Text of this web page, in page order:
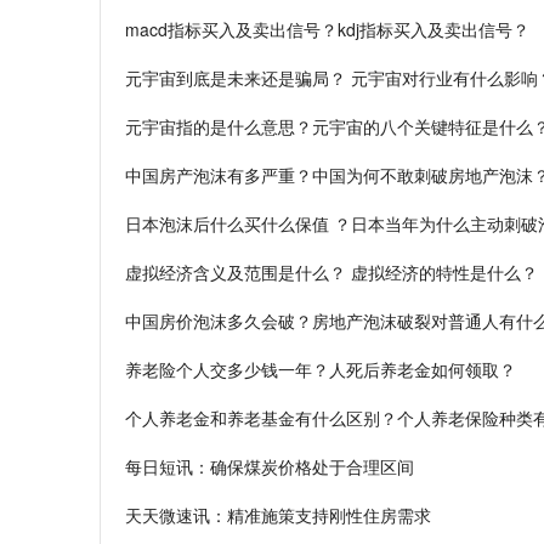
macd指标买入及卖出信号？kdj指标买入及卖出信号？
元宇宙到底是未来还是骗局？ 元宇宙对行业有什么影响
元宇宙指的是什么意思？元宇宙的八个关键特征是什么
中国房产泡沫有多严重？中国为何不敢刺破房地产泡沫
日本泡沫后什么买什么保值 ？日本当年为什么主动刺破
虚拟经济含义及范围是什么？ 虚拟经济的特性是什么？
中国房价泡沫多久会破？房地产泡沫破裂对普通人有什
养老险个人交多少钱一年？人死后养老金如何领取？
个人养老金和养老基金有什么区别？个人养老保险种类
每日短讯：确保煤炭价格处于合理区间
天天微速讯：精准施策支持刚性住房需求